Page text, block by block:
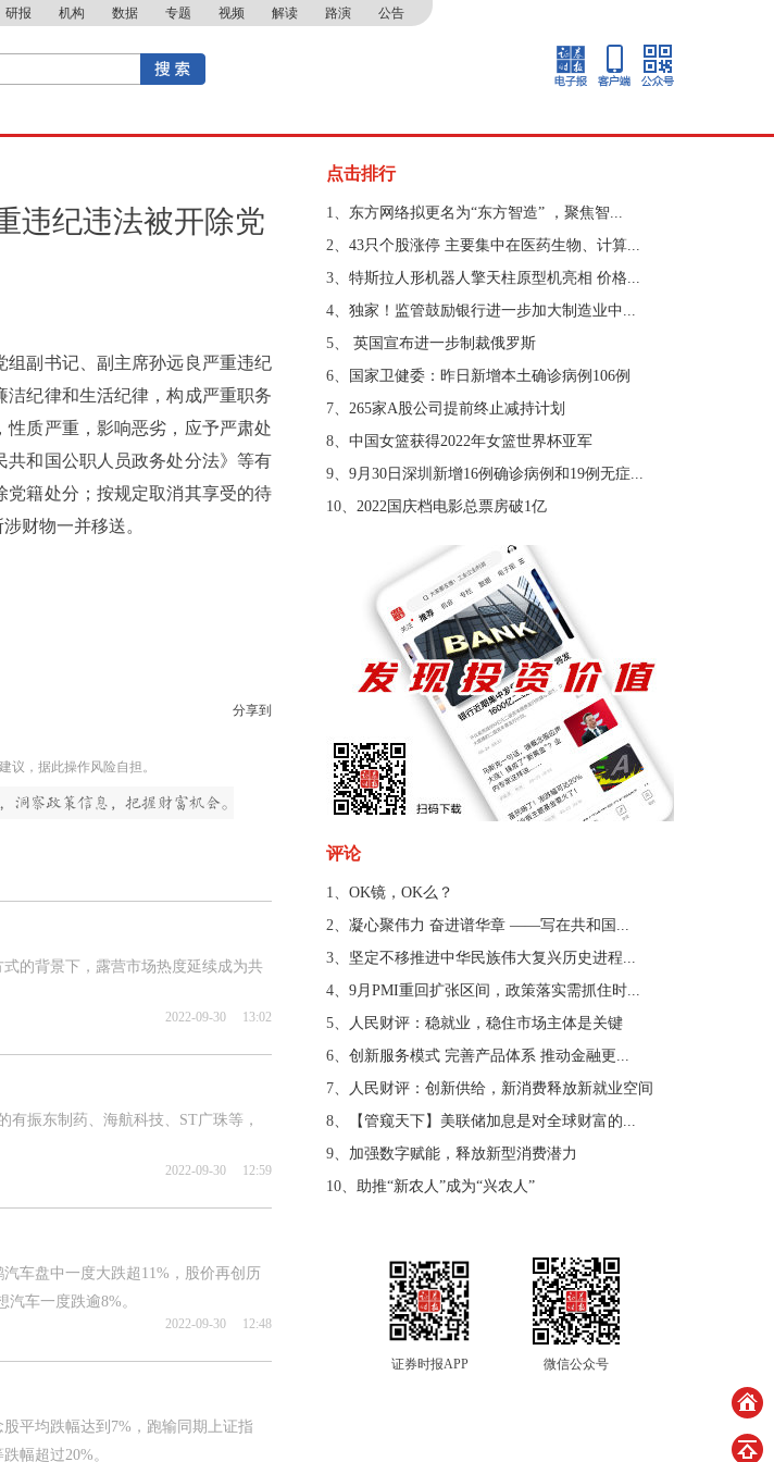
研报 机构 数据 专题 视频 解读 路演 公告
违纪违法被开除党
副书记、副主席孙远良严重违纪
纪律和生活纪律，构成严重职务
质严重，影响恶劣，应予严肃处
和国公职人员政务处分法》等有
党籍处分；按规定取消其享受的待
财物一并移送。
分享到
议，据此操作风险自担。
的背景下，露营市场热度延续成为共
2022-09-30 13:02
有振东制药、海航科技、ST广珠等，
2022-09-30 12:59
车盘中一度大跌超11%，股价再创历
车一度跌逾8%。
2022-09-30 12:48
平均跌幅达到7%，跑输同期上证指
幅超过20%。
点击排行
1、 东方网络拟更名为“东方智造” ，聚焦智...
2、 43只个股涨停 主要集中在医药生物、计算...
3、 特斯拉人形机器人擎天柱原型机亮相 价格...
4、 独家！监管鼓励银行进一步加大制造业中...
5、
​ 英国宣布进一步制裁俄罗斯
6、
国家卫健委：昨日新增本土确诊病例106例
7、 265家A股公司提前终止减持计划
8、 中国女篮获得2022年女篮世界杯亚军
9、 9月30日深圳新增16例确诊病例和19例无症...
10、 2022国庆档电影总票房破1亿
评论
1、 OK镜，OK么？
2、 凝心聚伟力 奋进谱华章 ——写在共和国...
3、 坚定不移推进中华民族伟大复兴历史进程...
4、 9月PMI重回扩张区间，政策落实需抓住时...
5、
人民财评：稳就业，稳住市场主体是关键
6、 创新服务模式 完善产品体系 推动金融更...
7、
人民财评：创新供给，新消费释放新就业空间
8、
【管窥天下】美联储加息是对全球财富的...
9、 加强数字赋能，释放新型消费潜力
10、 助推“新农人”成为“兴农人”
证券时报APP 微信公众号